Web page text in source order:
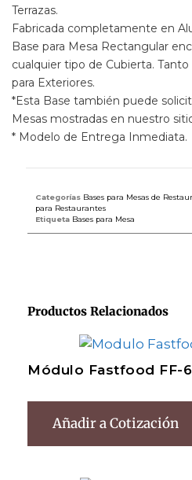
Terrazas.
Fabricada completamente en
Base para Mesa Rectangular
cualquier tipo de Cubierta.
para Exteriores.
*Esta Base también puede
Mesas mostradas en nuestro
* Modelo de Entrega Inmediata.
Categorías Bases para Mesas de
para Restaurantes
Etiqueta Bases para Mesa
Productos Relacionados
Módulo Fastfood FF-
Añadir a Cotización